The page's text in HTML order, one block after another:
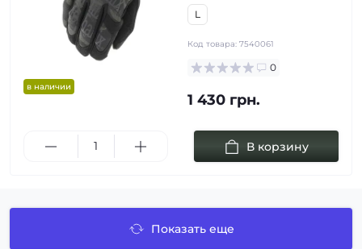
в наличии
L
Код товара: 7540061
0
1 430 грн.
В корзину
Показать еще